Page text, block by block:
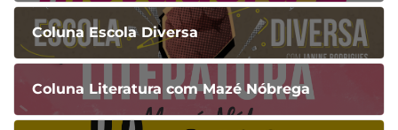
Coluna Escola Diversa
Coluna Literatura com Mazé Nóbrega